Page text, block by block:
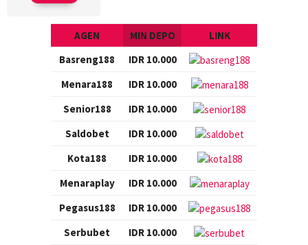
AGEN MIN DEPO
LINK
Basreng188
IDR 10.000
Menara188
IDR 10.000
Senior188
IDR 10.000
Saldobet
IDR 10.000
Kota188
IDR 10.000
Menaraplay
IDR 10.000
Pegasus188
IDR 10.000
Serbubet
IDR 10.000